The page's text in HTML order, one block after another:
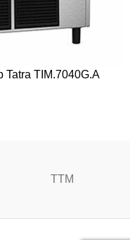
Tatra TIM.7040G.A
ТТМ